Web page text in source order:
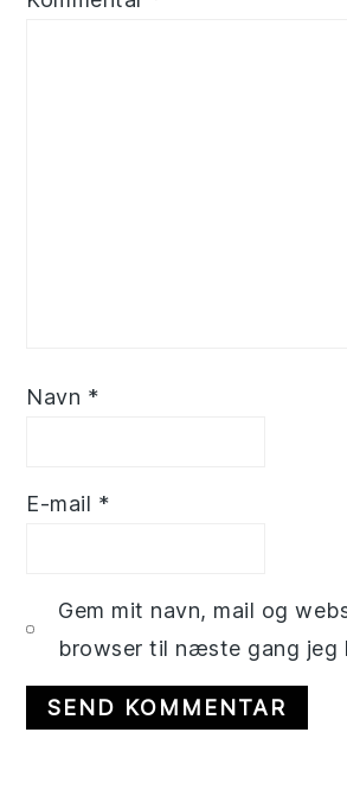
Navn *
E-mail *
Gem mit navn, mail og
browser til næste gang jeg